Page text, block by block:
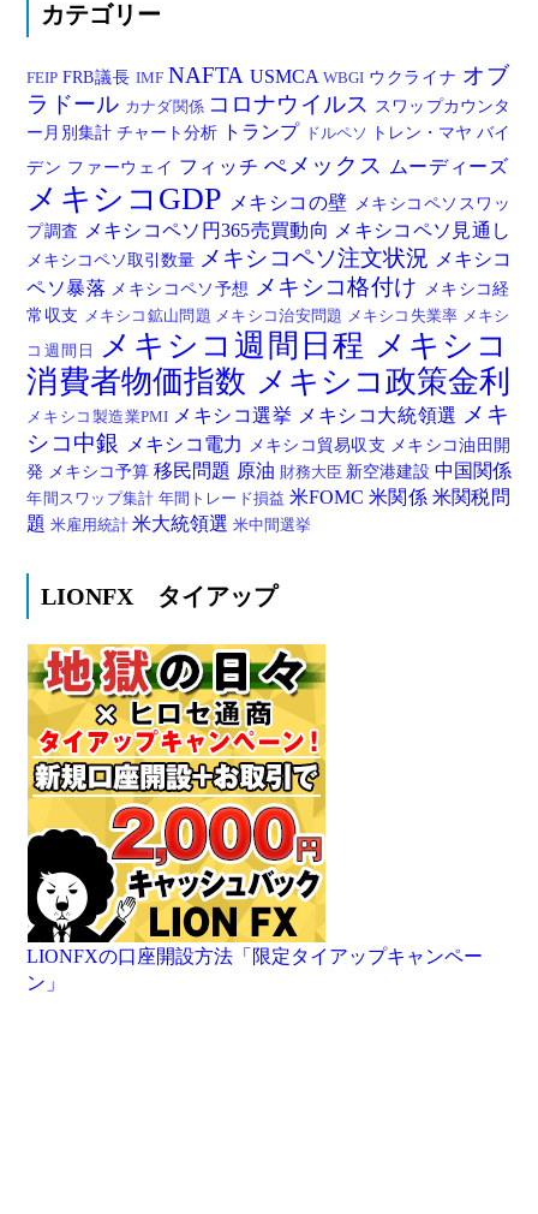
カテゴリー
FEIPFRB議長IMF NAFTA USMCAWBGI ウクライナ オブ
ラドール カナダ関係 コロナウイルス スワップカウンタ
ー月別集計 チャート分析 トランプ ドルペソ トレン・マヤバイ
デン ファーウェイ フィッチぺメックス ムーディーズ
メキシコGDP メキシコの壁 メキシコペソスワッ
プ調査
メキシコペソ円365売買動向 メキシコペソ見通し
メキシコペソ取引数量 メキシコペソ注文状況 メキシコ
ペソ暴落 メキシコペソ予想 メキシコ格付け メキシコ経
常収支 メキシコ鉱山問題 メキシコ治安問題 メキシコ失業率 メキシ
コ週間日 メキシコ週間日程 メキシコ
消費者物価指数 メキシコ政策金利
メキシコ製造業PMI メキシコ選挙 メキシコ大統領選 メキ
シコ中銀
メキシコ電力 メキシコ貿易収支 メキシコ油田開
発 メキシコ予算移民問題 原油 財務大臣 新空港建設 中国関係
年間スワップ集計 年間トレード損益 米FOMC米関係 米関税問
題米雇用統計米大統領選米中間選挙
LIONFX タイアップ
LIONFXの口座開設方法「限定タイアップキャンペー
ン」